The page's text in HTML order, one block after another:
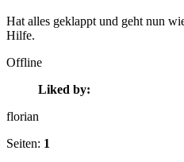
Hat alles geklappt und geht nun
Hilfe.
Offline
Liked by:
florian
Seiten: 1